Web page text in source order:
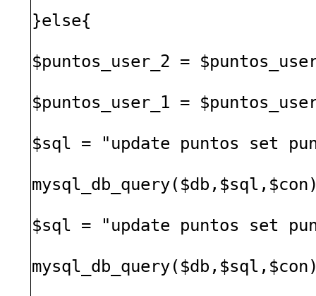
}else{
$puntos_user_2 =
$puntos_user_1 =
$sql = "update puntos set
$sql = "update puntos set